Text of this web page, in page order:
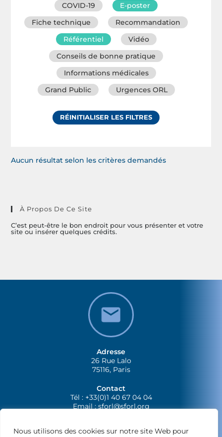
Nous utilisons des cookies sur notre site Web pour
COVID-19
E-poster
Fiche technique
Recommandation
Référentiel
Vidéo
Conseils de bonne pratique
Informations médicales
Grand Public
Urgences ORL
RÉINITIALISER LES FILTRES
Aucun résultat selon les critères demandés
À Propos De Ce Site
C’est peut-être le bon endroit pour vous présenter et votre
site ou insérer quelques crédits.
Adresse
26 Rue Lalo
75116, Paris
Contact
Tél : +33(0)1 40 67 04 04
Email :sforl@sforl.org